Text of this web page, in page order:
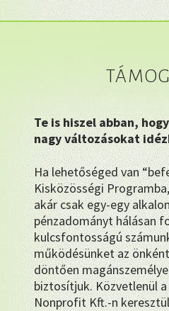
Te is hiszel abban,
nagy változásokat
Ha lehetőséged van
Kisközösségi
akár csak egy-egy
pénzadományt hálásan
kulcsfontosságú
működésünket az
döntően
biztosítjuk. Közvetlenül
Nonprofit Kft.-n